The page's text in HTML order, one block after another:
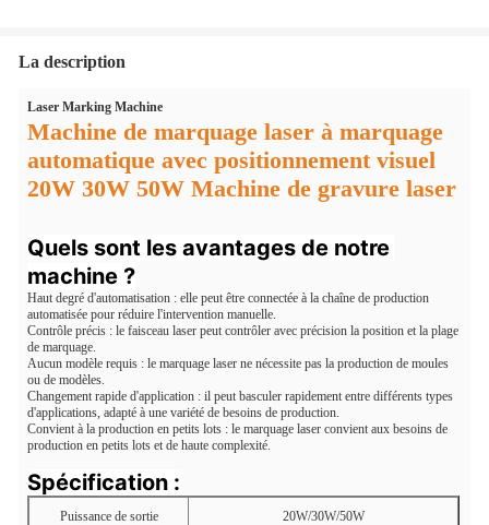
La description
Laser Marking Machine
Machine de marquage laser à marquage
automatique avec positionnement visuel
20W 30W 50W Machine de gravure laser
Quels sont les avantages de notre
machine ?
Haut degré d'automatisation : elle peut être connectée à la chaîne de production
automatisée pour réduire l'intervention manuelle.
Contrôle précis : le faisceau laser peut contrôler avec précision la position et la plage
de marquage.
Aucun modèle requis : le marquage laser ne nécessite pas la production de moules
ou de modèles.
Changement rapide d'application : il peut basculer rapidement entre différents types
d'applications, adapté à une variété de besoins de production.
Convient à la production en petits lots : le marquage laser convient aux besoins de
production en petits lots et de haute complexité.
Spécification :
Puissance de sortie 20W/30W/50W